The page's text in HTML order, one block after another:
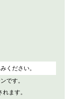
ください。
です。
ます。